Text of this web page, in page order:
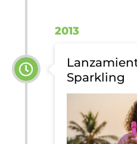
2013
Sparkling